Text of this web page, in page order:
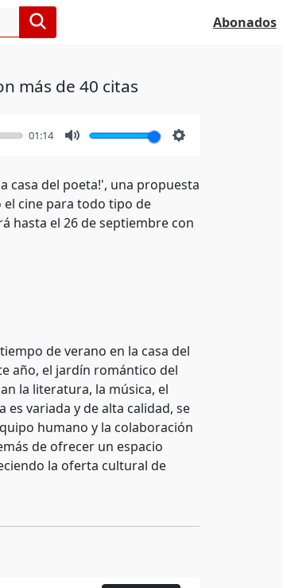
Abonados
más de 40 citas
01:14
casa del poeta!', una propuesta
cine para todo tipo de
hasta el 26 de septiembre con
de verano en la casa del
año, el jardín romántico del
la literatura, la música, el
variada y de alta calidad, se
humano y la colaboración
de ofrecer un espacio
la oferta cultural de